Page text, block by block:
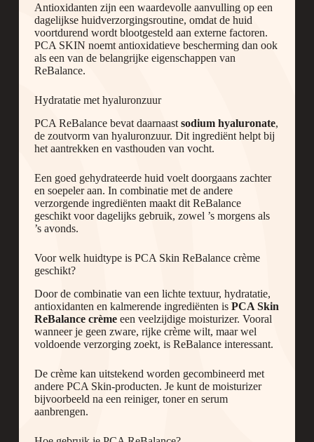
Antioxidanten zijn een waardevolle aanvulling op een
dagelijkse huidverzorgingsroutine, omdat de huid
voortdurend wordt blootgesteld aan externe factoren.
PCA SKIN noemt antioxidatieve bescherming dan ook
als een van de belangrijke eigenschappen van
ReBalance.
Hydratatie met hyaluronzuur
PCA ReBalance bevat daarnaastsodium hyaluronate,
de zoutvorm van hyaluronzuur. Dit ingrediënt helpt bij
het aantrekken en vasthouden van vocht.
Een goed gehydrateerde huid voelt doorgaans zachter
en soepeler aan. In combinatie met de andere
verzorgende ingrediënten maakt dit ReBalance
geschikt voor dagelijks gebruik, zowel ’s morgens als
’s avonds.
Voor welk huidtype is PCA Skin ReBalance crème
geschikt?
Door de combinatie van een lichte textuur, hydratatie,
antioxidanten en kalmerende ingrediënten isPCA Skin
ReBalance crème een veelzijdige moisturizer. Vooral
wanneer je geen zware, rijke crème wilt, maar wel
voldoende verzorging zoekt, is ReBalance interessant.
De crème kan uitstekend worden gecombineerd met
andere PCA Skin-producten. Je kunt de moisturizer
bijvoorbeeld na een reiniger, toner en serum
aanbrengen.